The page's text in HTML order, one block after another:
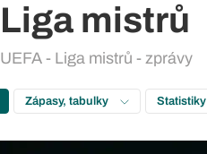
Liga mistrů
UEFA - Liga mistrů - zprávy
Zápasy, tabulky Statistiky